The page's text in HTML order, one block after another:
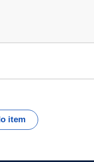
item